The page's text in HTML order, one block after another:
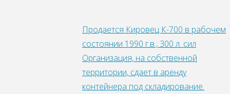
Продается Кировец К-700 в рабочем
состоянии 1990 г.в., 300 л. сил
Организация, на собственной
территории, сдает в аренду
контейнера под складирование.